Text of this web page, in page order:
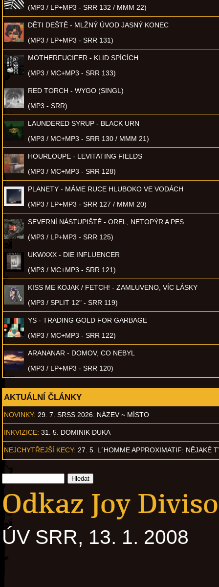
(MP3 / LP+MP3 - SRR 132 / MMM 22)
DĚTI DEŠTĚ - MLŽNÝ ÚVOD JASNÝ KONEC
(MP3 / LP+MP3 - SRR 131)
MOTHERFUCIFER - KLID SPÍCÍCH
(MP3 / MC+MP3 - SRR 133)
RED TORCH - WYGO (SINGL)
(MP3 - SRR)
LAUNDERED SYRUP - BLACK URN
(MP3 / MC+MP3 - SRR 130 / MMM 21)
HOURLOUPE - LEVITATING FIELDS
(MP3 / MC+MP3 - SRR 128)
PLANETY - MÁME RUCE HLUBOKO VE VODÁCH
(MP3 / LP+MP3 - SRR 127 / MMM 20)
SEVERNÍ NÁSTUPIŠTĚ - OREL, NETOPÝR A PES
(MP3 / LP+MP3 - SRR 125)
UKWXXX - DIE INFLUENCER
(MP3 / MC+MP3 - SRR 121)
KISS ME KOJAK / FETCH! - ZAMLUVENO, VÍC LÁSKY
(MP3 / SPLIT 12" - SRR 119)
YS - TRADING GOLD FOR GARBAGE
(MP3 / MC+MP3 - SRR 122)
ARANANAR - DOMOV, CO NEBYL
(MP3 / LP+MP3 - SRR 120)
AKTUÁLNÍ ČLÁNKY
NOVINKY: 29. 7. SRSS 2026: NÁZEV ~ MÍSTO
INKVIZICE: 31. 5. DOMINIK DUKA
NEJCHYTŘEJŠÍ KECY: 27. 5. L´HOMME APPROXIMATIF: NĚJAKÉ
Odkaz Joy
ÚV SRR, 13. 1. 2008